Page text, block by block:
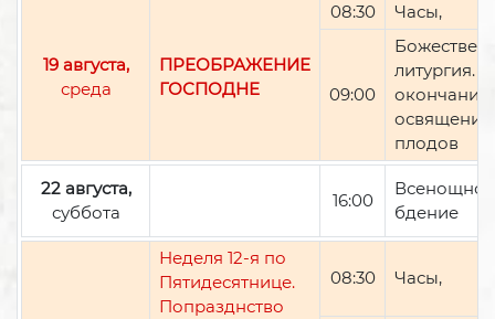
19 августа,
среда
ПРЕОБРАЖЕНИЕ
ГОСПОДНЕ
08:30 Часы,
09:00
литургия.
окончании
освящение
плодов
22 августа,
суббота
16:00
Всенощное
бдение
Неделя 12-я по
Пятидесятнице.
Попразднство
08:30 Часы,